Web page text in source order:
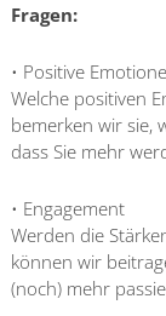
Fragen:
• Positive
Welche positiven
bemerken wir sie,
dass Sie mehr
• Engagement
Werden die
können wir
(noch) mehr